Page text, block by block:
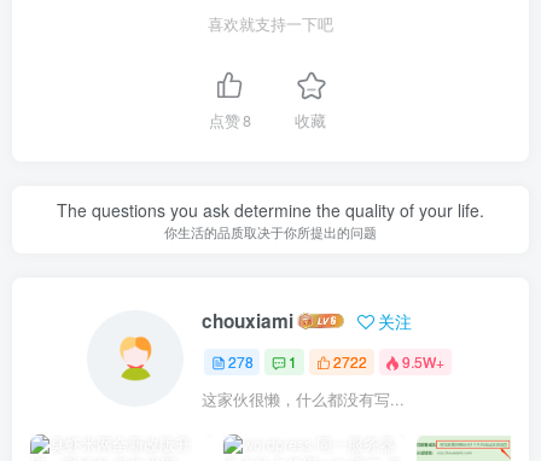
喜欢就支持一下吧
点赞8 收藏
The questions you ask determine the quality of your life.
你生活的品质取决于你所提出的问题
chouxiami 关注
278 1 2722 9.5W+
这家伙很懒，什么都没有写...